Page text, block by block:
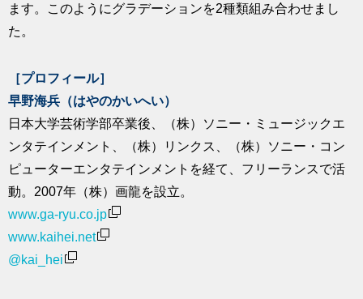
ます。このようにグラデーションを2種類組み合わせまし
た。
［プロフィール］
早野海兵（はやのかいへい）
日本大学芸術学部卒業後、（株）ソニー・ミュージックエ
ンタテインメント、（株）リンクス、（株）ソニー・コン
ピューターエンタテインメントを経て、フリーランスで活
動。2007年（株）画龍を設立。
www.ga-ryu.co.jp
www.kaihei.net
@kai_hei